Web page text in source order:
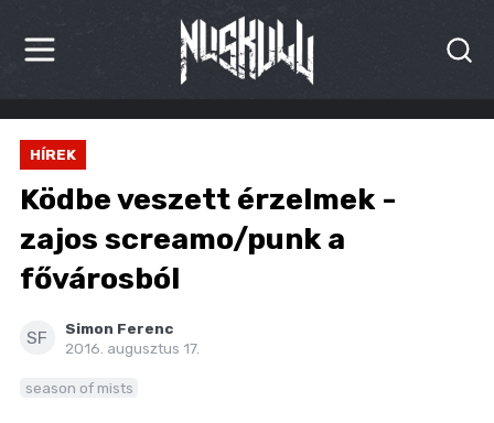
HÍREK
KRITIKÁK
BESZÁMOLÓK
INTERJÚK
PREMIEREK
HÍREK
Ködbe veszett érzelmek -
zajos screamo/punk a
fővárosból
SF
Simon Ferenc
2016. augusztus 17.
season of mists